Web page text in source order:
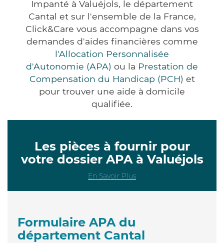
Impanté à Valuéjols, le département
Cantal et sur l'ensemble de la France,
Click&Care vous accompagne dans vos
demandes d'aides financières comme
l'Allocation Personnalisée
d'Autonomie (APA) ou la Prestation de
Compensation du Handicap (PCH) et
pour trouver une aide à domicile
qualifiée.
Les pièces à fournir pour
votre dossier APA à Valuéjols
En Savoir Plus
Formulaire APA du
département Cantal